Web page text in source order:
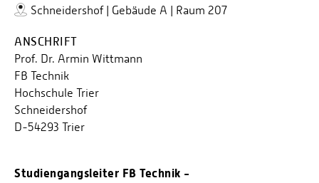
Schneidershof | Gebäude A | Raum 207
ANSCHRIFT
Prof. Dr. Armin Wittmann
FB Technik
Hochschule Trier
Schneidershof
D-54293 Trier
Studiengangsleiter FB Technik -